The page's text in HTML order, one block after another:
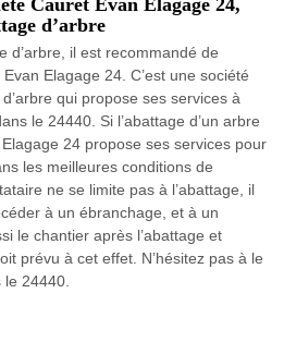
d’arbre
d’arbre, il est recommandé de
Elagage 24. C’est une société
qui propose ses services à
le 24440. Si l’abattage d’un arbre
24 propose ses services pour
les meilleures conditions de
ne se limite pas à l’abattage, il
à un ébranchage, et à un
le chantier après l’abattage et
prévu à cet effet. N’hésitez pas à le
24440.